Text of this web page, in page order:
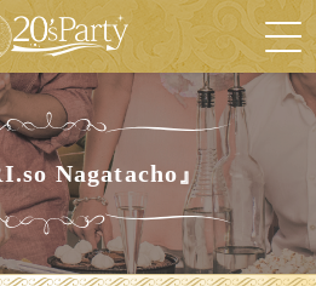
Nagatacho』